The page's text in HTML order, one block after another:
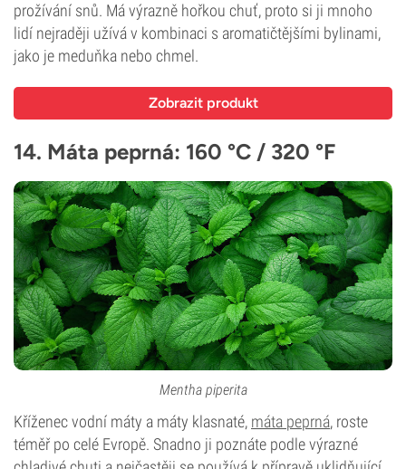
prožívání snů. Má výrazně hořkou chuť, proto si ji mnoho
lidí nejraději užívá v kombinaci s aromatičtějšími bylinami,
jako je meduňka nebo chmel.
Zobrazit produkt
14. Máta peprná: 160 °C / 320 °F
Mentha piperita
Kříženec vodní máty a máty klasnaté, máta peprná, roste
téměř po celé Evropě. Snadno ji poznáte podle výrazné